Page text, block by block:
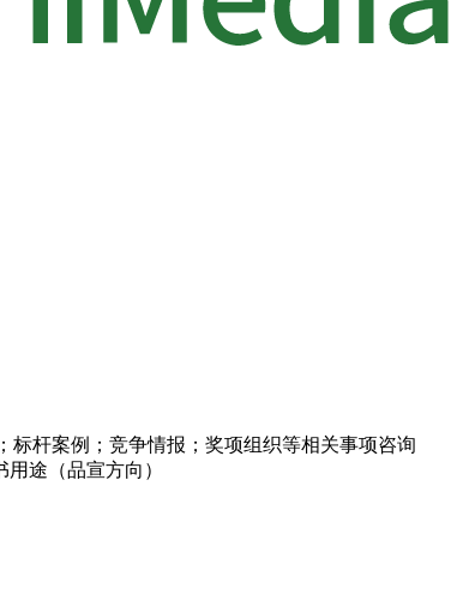
标杆案例；竞争情报；奖项组织等相关事项咨询
途（品宣方向）